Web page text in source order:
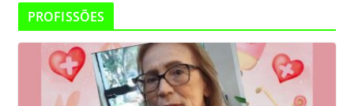
PROFISSÕES